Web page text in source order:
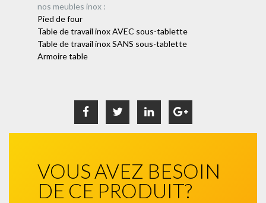
nos meubles inox :
Pied de four
Table de travail inox AVEC sous-tablette
Table de travail inox SANS sous-tablette
Armoire table
VOUS AVEZ BESOIN
DE CE PRODUIT?